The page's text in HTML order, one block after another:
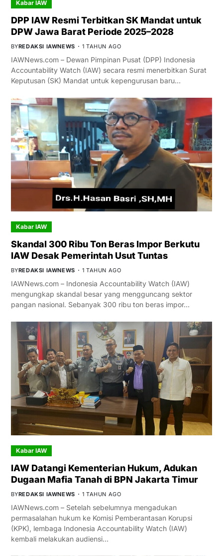
Kabar IAW
DPP IAW Resmi Terbitkan SK Mandat untuk
DPW Jawa Barat Periode 2025–2028
BYREDAKSI IAWNEWS 1 TAHUN AGO
IAWNews.com – Dewan Pimpinan Pusat (DPP) Indonesia
Accountability Watch (IAW) secara resmi menerbitkan Surat
Keputusan (SK) Mandat untuk kepengurusan baru…
Kabar IAW
Skandal 300 Ribu Ton Beras Impor Berkutu
IAW Desak Pemerintah Usut Tuntas
BYREDAKSI IAWNEWS 1 TAHUN AGO
IAWNews.com – Indonesia Accountability Watch (IAW)
mengungkap skandal besar yang mengguncang sektor
pangan nasional. Sebanyak 300 ribu ton beras impor…
Kabar IAW
IAW Datangi Kementerian Hukum, Adukan
Dugaan Mafia Tanah di BPN Jakarta Timur
BYREDAKSI IAWNEWS 1 TAHUN AGO
IAWNews.com – Setelah sebelumnya mengadukan
permasalahan hukum ke Komisi Pemberantasan Korupsi
(KPK), lembaga Indonesia Accountability Watch (IAW)
kembali melakukan audiensi…